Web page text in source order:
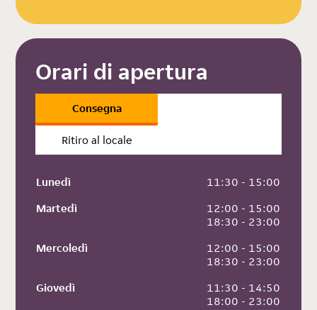
Orari di apertura
Consegna
Ritiro al locale
Lunedì
11:30 - 15:00
Martedì
12:00 - 15:00
18:30 - 23:00
Mercoledì
12:00 - 15:00
18:30 - 23:00
Giovedì
11:30 - 14:50
18:00 - 23:00